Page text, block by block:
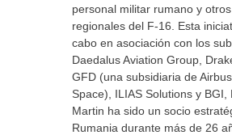
personal militar rumano y
regionales del F-16. Esta
cabo en asociación con los
Daedalus Aviation Group,
GFD (una subsidiaria de
Space), ILIAS Solutions y BGI,
Martin ha sido un socio
Rumania durante más de 26